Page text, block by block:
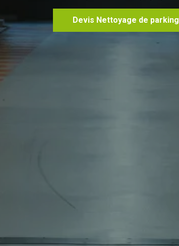
Devis Nettoyage de parking